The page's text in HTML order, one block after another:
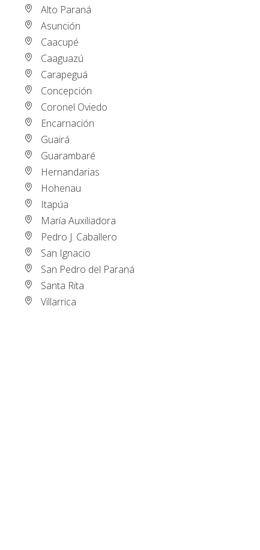
Alto Paraná
Asunción
Caacupé
Caaguazú
Carapeguá
Concepción
Coronel Oviedo
Encarnación
Guairá
Guarambaré
Hernandarias
Hohenau
Itapúa
María Auxiliadora
Pedro J. Caballero
San Ignacio
San Pedro del Paraná
Santa Rita
Villarrica